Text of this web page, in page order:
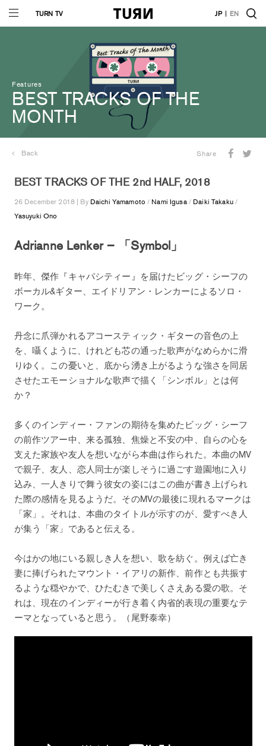
TURN TV JP EN
Features
BEST TRACKS OF THE
MONTH
Back Share
BEST TRACKS OF THE 2nd HALF, 2018
26 December 2018 | By Daichi Yamamoto / Nami Igusa/ Daiki Takaku/
Yasuyuki Ono
Adrianne Lenker – 「Symbol」
昨年、傑作『キャパシティー』を届けたビッグ・シーフの
ボーカル&ギター、エイドリアン・レンカーによるソロ・
ワーク。
丹念に爪弾かれるアコースティック・ギターの音色の上
を、囁くように、けれども芯の通った歌声がなめらかに滑
りゆく。この憂いと、底から湧き上がるような強さを同居
させたエモーショナルな歌声で描く「シンボル」とは何
か？
多くのインディー・ファンの期待を集めたビッグ・シーフ
の前作ツアー中、来る孤独、焦燥と不安の中、自らの心を
支えた家族や友人を想いながら本曲は作られた。本曲のMV
で親子、友人、恋人同士が楽しそうに過ごす遊園地に入り
込み、一人きりで舞う彼女の姿にはこの曲が書き上げられ
た際の感情を見るようだ。そのMVの最後に現れるマークは
「家」。それは、本曲のタイトルが示すのが、愛すべき人
が集う「家」であると伝える。
今はかの地にいる親しき人を想い、歌を紡ぐ。例えば亡き
妻に捧げられたマウント・イアリの新作、前作とも共振す
るような穏やかで、ひたむきで美しくさえある愛の歌。そ
れは、現在のインディーが行き着く内省的表現の重要なテ
ーマとなっていると思う。（尾野泰幸）